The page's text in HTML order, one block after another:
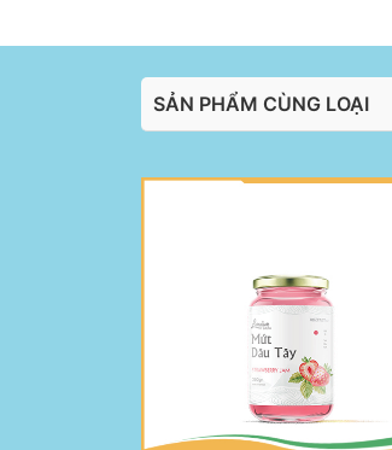
SẢN PHẨM CÙNG LOẠI